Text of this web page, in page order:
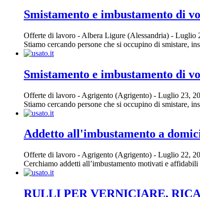
Smistamento e imbustamento di
Offerte di lavoro - Albera Ligure (Alessandria) - Luglio
Stiamo cercando persone che si occupino di smistare,
Smistamento e imbustamento di
Offerte di lavoro - Agrigento (Agrigento) - Luglio 23,
Stiamo cercando persone che si occupino di smistare,
Addetto all'imbustamento a
Offerte di lavoro - Agrigento (Agrigento) - Luglio 22,
Cerchiamo addetti all’imbustamento motivati e
RULLI PER VERNICIARE,